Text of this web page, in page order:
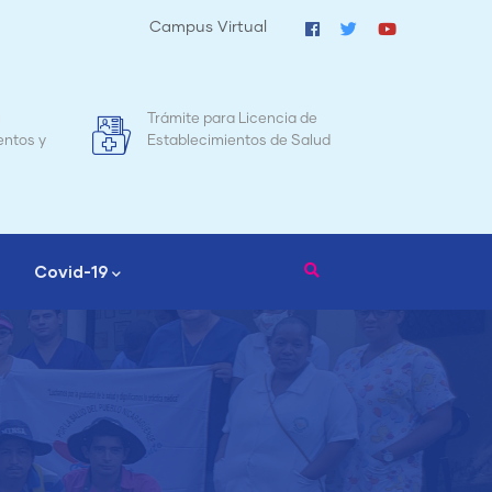
Campus Virtual
de
Salud
Mapa de Mortalidad Materna en
Nicaragua
Covid-19